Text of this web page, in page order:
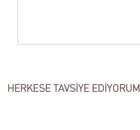
HERKESE TAVSİYE EDİYORUM